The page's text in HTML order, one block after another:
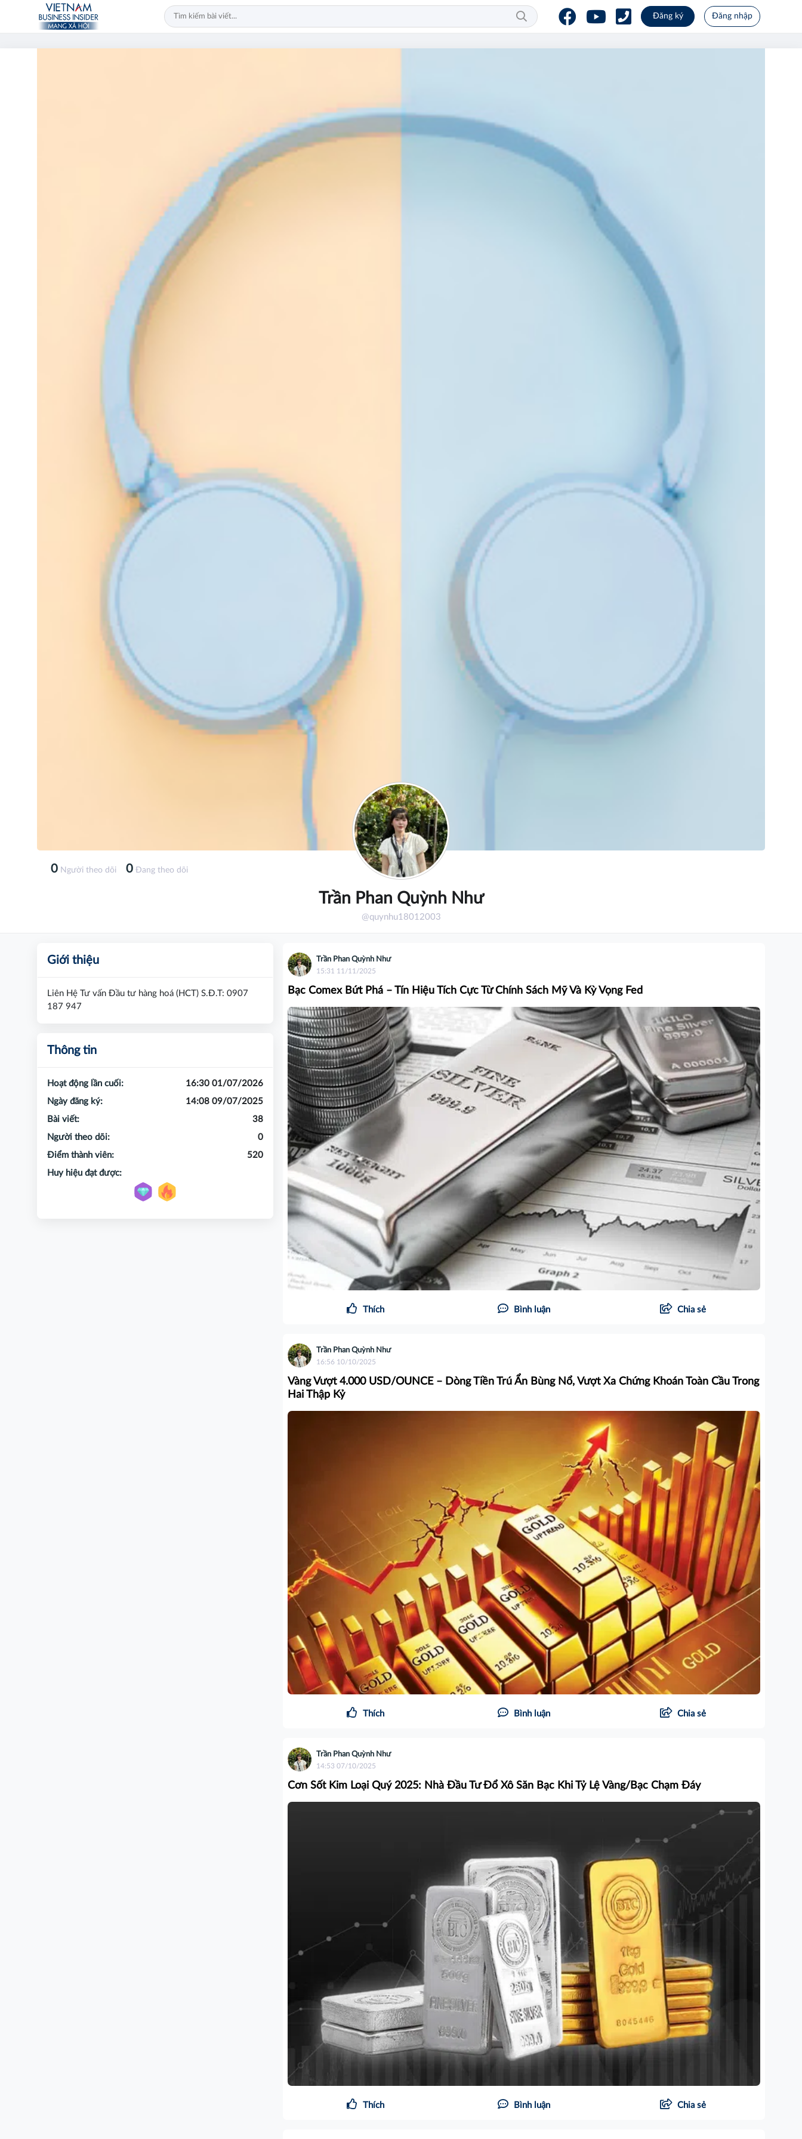
Đăng ký Đăng nhập
Trần Phan Quỳnh Như
@quynhu18012003
0 Người theo dõi 0 Đang theo dõi
Trần Phan Quỳnh Như
15:31 11/11/2025
Bạc Comex Bứt Phá – Tín Hiệu Tích Cực Từ Chính Sách Mỹ Và Kỳ Vọng Fed
Thích Bình luận Chia sẻ
Trần Phan Quỳnh Như
16:56 10/10/2025
Vàng Vượt 4.000 USD/OUNCE – Dòng Tiền Trú Ẩn Bùng Nổ, Vượt Xa Chứng Khoán Toàn Cầu Trong
Hai Thập Kỷ
Thích Bình luận Chia sẻ
Trần Phan Quỳnh Như
14:53 07/10/2025
Cơn Sốt Kim Loại Quý 2025: Nhà Đầu Tư Đổ Xô Săn Bạc Khi Tỷ Lệ Vàng/Bạc Chạm Đáy
Thích Bình luận Chia sẻ
Giới thiệu
Liên Hệ Tư vấn Đầu tư hàng hoá (HCT) S.Đ.T: 0907
187 947
Thông tin
Hoạt động lần cuối:
16:30 01/07/2026
Ngày đăng ký:
14:08 09/07/2025
Bài viết:
38
Người theo dõi:
0
Điểm thành viên:
520
Huy hiệu đạt được: